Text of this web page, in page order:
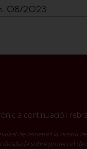
a continuació i
de remetre't la
sobre protecció de